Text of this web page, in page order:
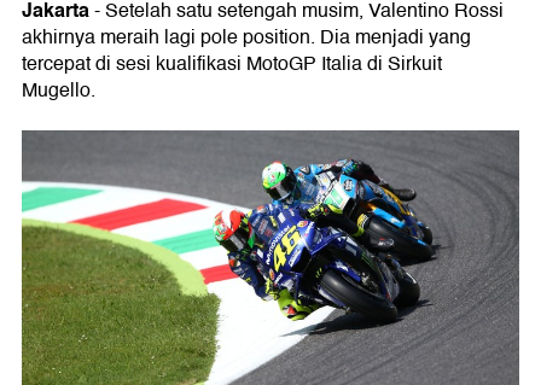
Jakarta- Setelah satu setengah musim, Valentino Rossi
akhirnya meraih lagi pole position. Dia menjadi yang
tercepat di sesi kualifikasi MotoGP Italia di Sirkuit
Mugello.